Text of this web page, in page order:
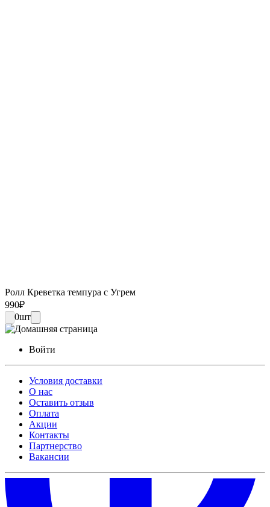
Ролл Креветка темпура с Угрем
990₽
0шт
Войти
Условия доставки
О нас
Оставить отзыв
Оплата
Акции
Контакты
Партнерство
Вакансии